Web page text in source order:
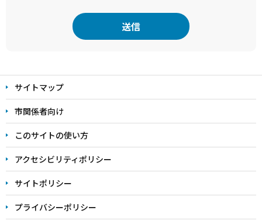
文
こ
こ
ま
で
サイトマップ
市関係者向け
このサイトの使い方
アクセシビリティポリシー
サイトポリシー
プライバシーポリシー